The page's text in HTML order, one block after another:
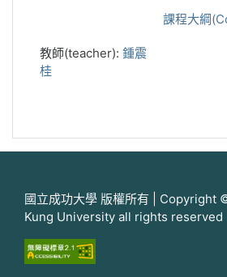
課程大綱
教師(teacher): 鍾震
桂
國立成功大學 版權所有 | Copyright
Kung University all rights reserved